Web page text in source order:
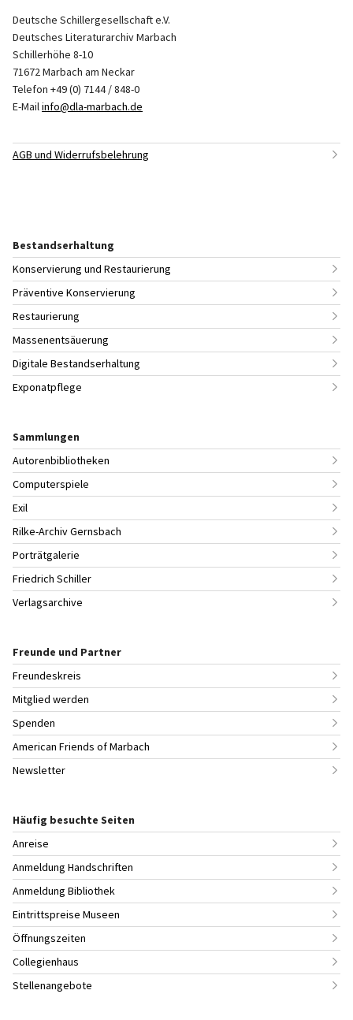
Deutsche Schillergesellschaft e.V.
Deutsches Literaturarchiv Marbach
Schillerhöhe 8-10
71672 Marbach am Neckar
Telefon +49 (0) 7144 / 848-0
E-Mailinfo@dla-marbach.de
AGB und Widerrufsbelehrung
Bestandserhaltung
Konservierung und Restaurierung
Präventive Konservierung
Restaurierung
Massenentsäuerung
Digitale Bestandserhaltung
Exponatpflege
Sammlungen
Autorenbibliotheken
Computerspiele
Exil
Rilke-Archiv Gernsbach
Porträtgalerie
Friedrich Schiller
Verlagsarchive
Freunde und Partner
Freundeskreis
Mitglied werden
Spenden
American Friends of Marbach
Newsletter
Häufig besuchte Seiten
Anreise
Anmeldung Handschriften
Anmeldung Bibliothek
Eintrittspreise Museen
Öffnungszeiten
Collegienhaus
Stellenangebote